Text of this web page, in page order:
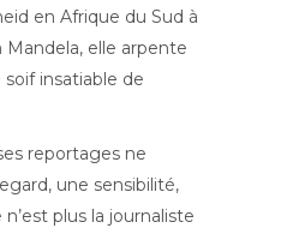
en Afrique du Sud à
Mandela, elle arpente
insatiable de
reportages ne
une sensibilité,
plus la journaliste